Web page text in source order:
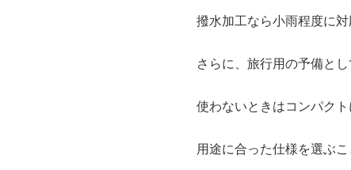
撥水加工なら小雨程度に
さらに、旅行用の予備と
使わないときはコンパク
用途に合った仕様を選ぶ